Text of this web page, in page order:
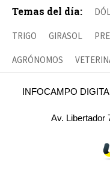
Temas del día:
TRIGO GIRASOL
AGRÓNOMOS
INFOCAMPO
Av. Libertador